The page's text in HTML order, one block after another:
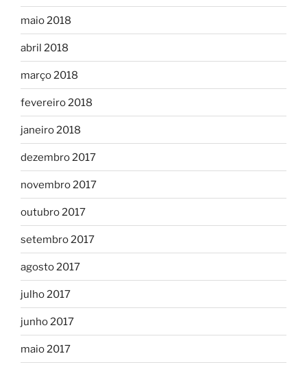
maio 2018
abril 2018
março 2018
fevereiro 2018
janeiro 2018
dezembro 2017
novembro 2017
outubro 2017
setembro 2017
agosto 2017
julho 2017
junho 2017
maio 2017